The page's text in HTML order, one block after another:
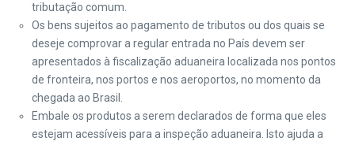
tributação comum.
Os bens sujeitos ao pagamento de tributos ou dos quais se
deseje comprovar a regular entrada no País devem ser
apresentados à fiscalização aduaneira localizada nos pontos
de fronteira, nos portos e nos aeroportos, no momento da
chegada ao Brasil.
Embale os produtos a serem declarados de forma que eles
estejam acessíveis para a inspeção aduaneira. Isto ajuda a